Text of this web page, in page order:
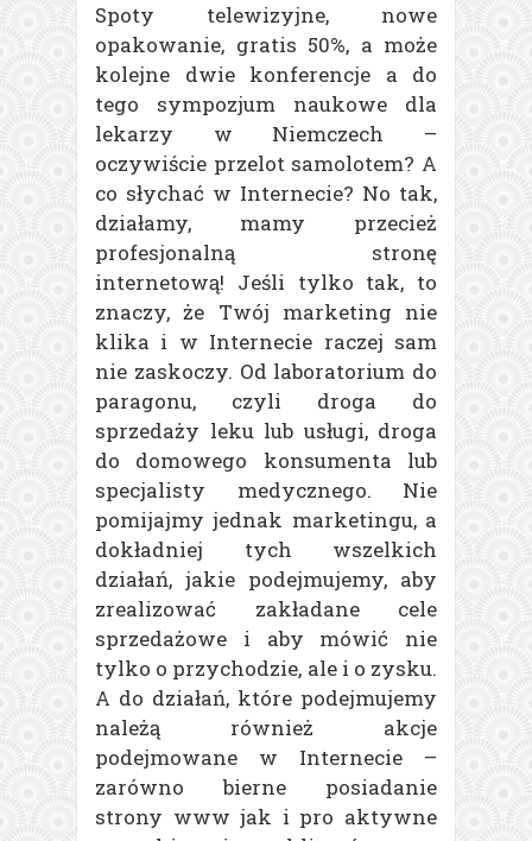
Spoty telewizyjne, nowe
opakowanie, gratis 50%, a może
kolejne dwie konferencje a do
tego sympozjum naukowe dla
lekarzy w Niemczech –
oczywiście przelot samolotem? A
co słychać w Internecie? No tak,
działamy, mamy przecież
profesjonalną stronę
internetową! Jeśli tylko tak, to
znaczy, że Twój marketing nie
klika i w Internecie raczej sam
nie zaskoczy. Od laboratorium do
paragonu, czyli droga do
sprzedaży leku lub usługi, droga
do domowego konsumenta lub
specjalisty medycznego. Nie
pomijajmy jednak marketingu, a
dokładniej tych wszelkich
działań, jakie podejmujemy, aby
zrealizować zakładane cele
sprzedażowe i aby mówić nie
tylko o przychodzie, ale i o zysku.
A do działań, które podejmujemy
należą również akcje
podejmowane w Internecie –
zarówno bierne posiadanie
strony www jak i pro aktywne